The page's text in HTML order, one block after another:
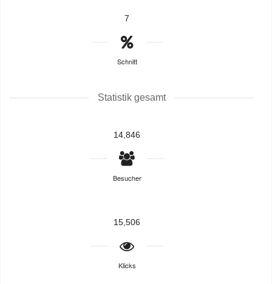
7
Schnitt
Statistik gesamt
14,846
Besucher
15,506
Klicks